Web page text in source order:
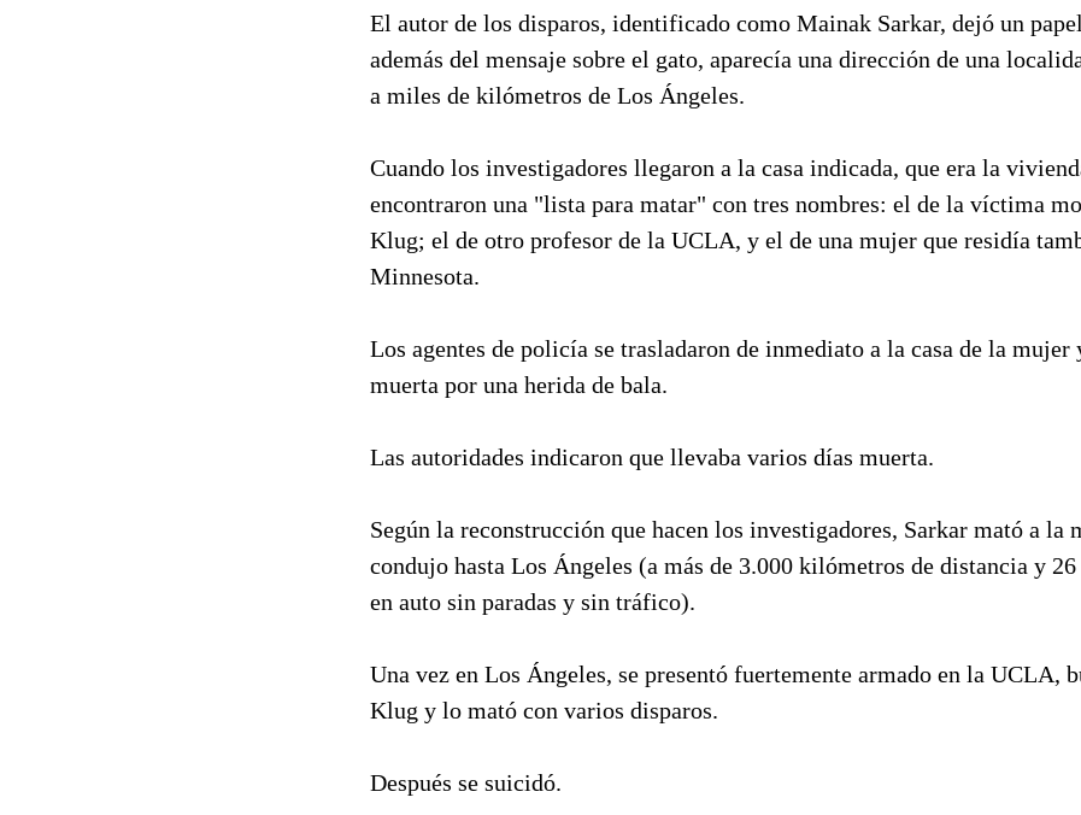
El autor de los disparos, identificado como Mainak Sarkar, dejó un
además del mensaje sobre el gato, aparecía una dirección de una
a miles de kilómetros de Los Ángeles.
Cuando los investigadores llegaron a la casa indicada, que era la
encontraron una "lista para matar" con tres nombres: el de la víctima
Klug; el de otro profesor de la UCLA, y el de una mujer que residía
Minnesota.
Los agentes de policía se trasladaron de inmediato a la casa de la mujer
muerta por una herida de bala.
Las autoridades indicaron que llevaba varios días muerta.
Según la reconstrucción que hacen los investigadores, Sarkar mató a la
condujo hasta Los Ángeles (a más de 3.000 kilómetros de distancia y
en auto sin paradas y sin tráfico).
Una vez en Los Ángeles, se presentó fuertemente armado en la UCLA,
Klug y lo mató con varios disparos.
Después se suicidó.